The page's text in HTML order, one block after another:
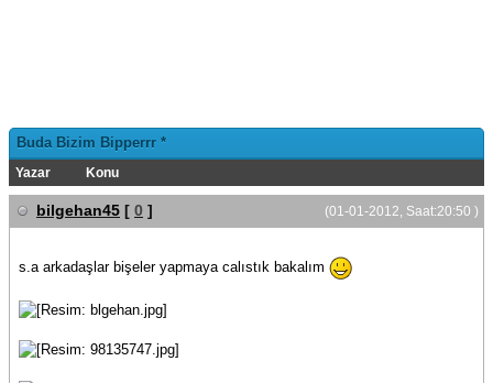
Buda Bizim Bipperrr *
Yazar Konu
(01-01-2012, Saat:20:50 )
bilgehan45 [ 0 ]
s.a arkadaşlar bişeler yapmaya calıstık bakalım